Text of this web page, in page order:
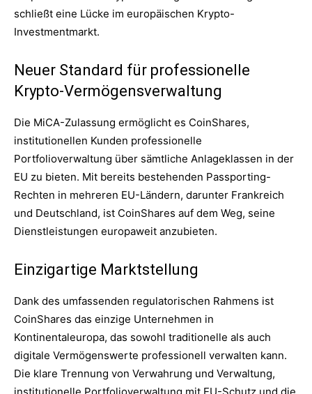
schließt eine Lücke im europäischen Krypto-
Investmentmarkt.
Neuer Standard für professionelle
Krypto-Vermögensverwaltung
Die MiCA-Zulassung ermöglicht es CoinShares,
institutionellen Kunden professionelle
Portfolioverwaltung über sämtliche Anlageklassen in der
EU zu bieten. Mit bereits bestehenden Passporting-
Rechten in mehreren EU-Ländern, darunter Frankreich
und Deutschland, ist CoinShares auf dem Weg, seine
Dienstleistungen europaweit anzubieten.
Einzigartige Marktstellung
Dank des umfassenden regulatorischen Rahmens ist
CoinShares das einzige Unternehmen in
Kontinentaleuropa, das sowohl traditionelle als auch
digitale Vermögenswerte professionell verwalten kann.
Die klare Trennung von Verwahrung und Verwaltung,